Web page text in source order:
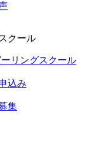
クール
リングスクール
込み
集